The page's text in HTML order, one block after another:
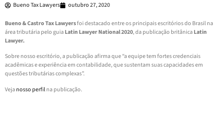
Bueno Tax Lawyers outubro 27, 2020
Bueno & Castro Tax Lawyersfoi destacado entre os principais escritórios do Brasil na
área tributária pelo guiaLatin Lawyer National 2020, da publicação britânicaLatin
Lawyer.
Sobre nosso escritório, a publicação afirma que “a equipe tem fortes credenciais
acadêmicas e experiência em contabilidade, que sustentam suas capacidades em
questões tributárias complexas”.
Vejanosso perfilna publicação.